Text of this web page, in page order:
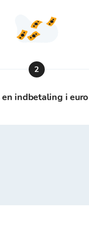
2
en indbetaling i euro